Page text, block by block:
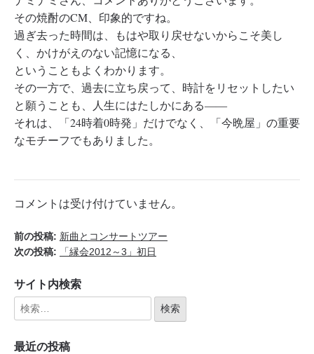
その焼酎のCM、印象的ですね。
過ぎ去った時間は、もはや取り戻せないからこそ美し
く、かけがえのない記憶になる、
ということもよくわかります。
その一方で、過去に立ち戻って、時計をリセットしたい
と願うことも、人生にはたしかにある――
それは、「24時着0時発」だけでなく、「今晩屋」の重要
なモチーフでもありました。
コメントは受け付けていません。
前の投稿: 新曲とコンサートツアー
次の投稿:
「縁会2012～3」初日
サイト内検索
最近の投稿